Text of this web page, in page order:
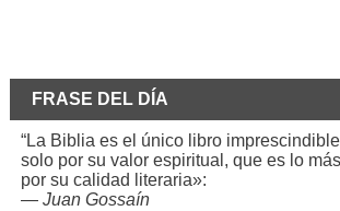
FRASE DEL DÍA
“La Biblia es el único libro
solo por su valor espiritual, que es lo
por su calidad literaria»:
— Juan Gossaín